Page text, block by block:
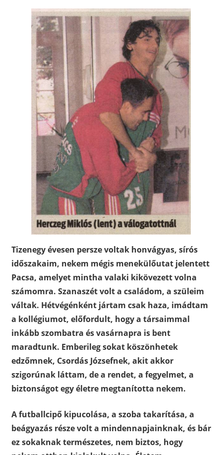
Tizenegy évesen persze voltak honvágyas, sírós
időszakaim, nekem mégis menekülőutat jelentett
Pacsa, amelyet mintha valaki kikövezett volna
számomra. Szanaszét volt a családom, a szüleim
váltak. Hétvégénként jártam csak haza, imádtam
a kollégiumot, előfordult, hogy a társaimmal
inkább szombatra és vasárnapra is bent
maradtunk. Emberileg sokat köszönhetek
edzőmnek, Csordás Józsefnek, akit akkor
szigorúnak láttam, de a rendet, a fegyelmet, a
biztonságot egy életre megtanította nekem.
A futballcipő kipucolása, a szoba takarítása, a
beágyazás része volt a mindennapjainknak, és bár
ez sokaknak természetes, nem biztos, hogy